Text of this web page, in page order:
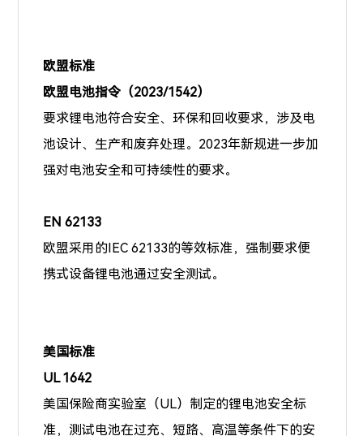
欧盟标准
欧盟电池指令（2023/1542）
要求锂电池符合安全、环保和回收要求，涉及电
池设计、生产和废弃处理。2023年新规进一步加
强对电池安全和可持续性的要求。
EN 62133
欧盟采用的IEC 62133的等效标准，强制要求便
携式设备锂电池通过安全测试。
美国标准
UL 1642
美国保险商实验室（UL）制定的锂电池安全标
准，测试电池在过充、短路、高温等条件下的安